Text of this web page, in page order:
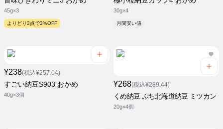
45g×3
よりどり3点で3%OFF
30g×4
月間安い値
¥238(税込¥257.04)
すごい納豆S903 おかめ
40g×3個
¥268(税込¥289.44)
くめ納豆 ぷち北海道納豆 ミツカン
20g×4個